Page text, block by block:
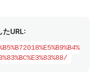
たURL: